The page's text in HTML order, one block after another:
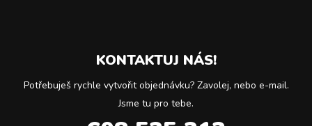
KONTAKTUJ NÁS!
Potřebuješ rychle vytvořit objednávku? Zavolej, nebo e-mail.
Jsme tu pro tebe.